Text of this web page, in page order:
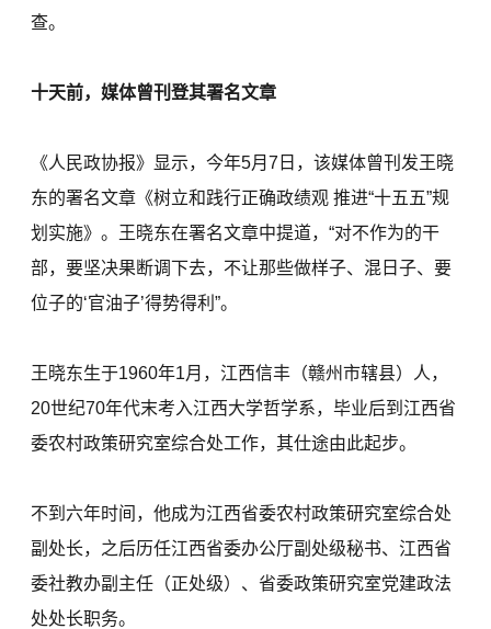
查。
十天前，媒体曾刊登其署名文章
《人民政协报》显示，今年5月7日，该媒体曾刊发王晓
东的署名文章《树立和践行正确政绩观 推进“十五五”规
划实施》。王晓东在署名文章中提道，“对不作为的干
部，要坚决果断调下去，不让那些做样子、混日子、要
位子的‘官油子’得势得利”。
王晓东生于1960年1月，江西信丰（赣州市辖县）人，
20世纪70年代末考入江西大学哲学系，毕业后到江西省
委农村政策研究室综合处工作，其仕途由此起步。
不到六年时间，他成为江西省委农村政策研究室综合处
副处长，之后历任江西省委办公厅副处级秘书、江西省
委社教办副主任（正处级）、省委政策研究室党建政法
处处长职务。